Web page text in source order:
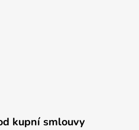
kupní smlouvy